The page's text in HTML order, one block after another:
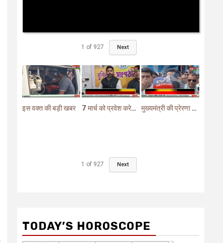
1 of 927 Next
इस वक्त की बड़ी खबर 7 मार्च को प्रवेश करेगा मुर्शिदाबाद में बीजेपी का परिवर्तन यात्रा रथ मुख्यमंत्री की प्रेरणा से दो महत्वपूर्ण योजनाओं का हुआ शिलान्यास
1 of 927 Next
TODAY’S HOROSCOPE